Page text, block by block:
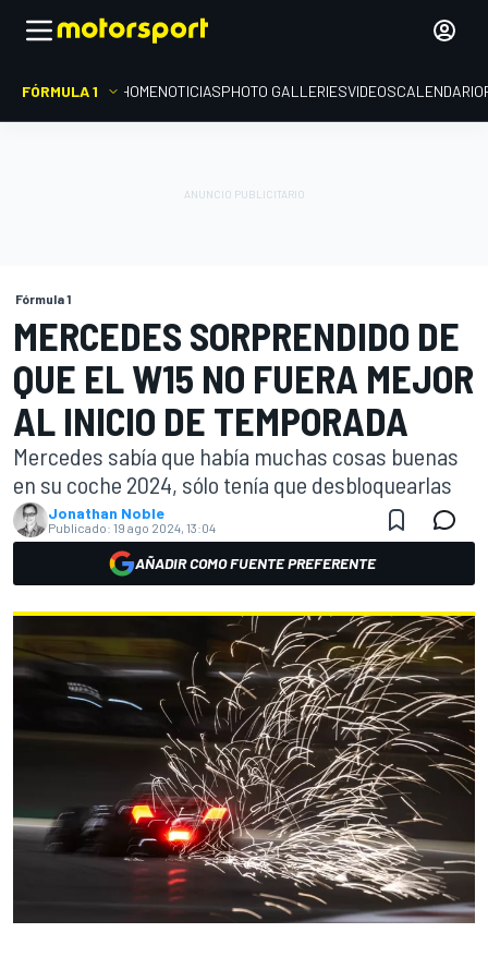
FÓRMULA 1 HOMENOTICIASPHOTO GALLERIESVIDEOSCALENDARIO
Fórmula 1
MERCEDES SORPRENDIDO DE
QUE EL W15 NO FUERA MEJOR
AL INICIO DE TEMPORADA
Mercedes sabía que había muchas cosas buenas
en su coche 2024, sólo tenía que desbloquearlas
Jonathan Noble
Publicado: 19 ago 2024, 13:04
AÑADIR COMO FUENTE PREFERENTE